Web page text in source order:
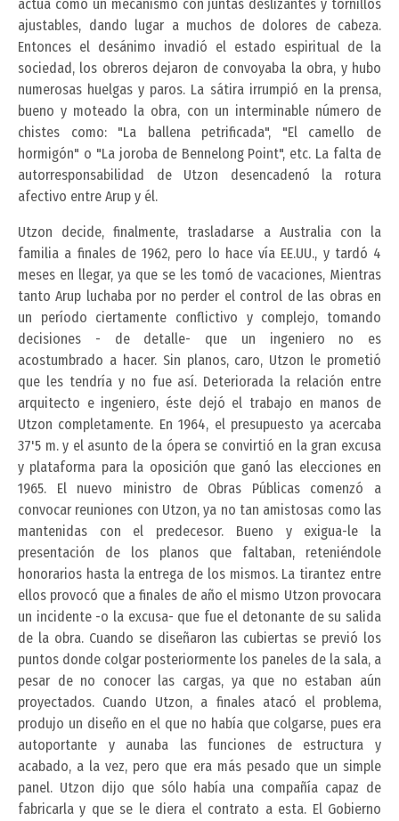
actúa como un mecanismo con juntas deslizantes y tornillos
ajustables, dando lugar a muchos de dolores de cabeza.
Entonces el desánimo invadió el estado espiritual de la
sociedad, los obreros dejaron de convoyaba la obra, y hubo
numerosas huelgas y paros. La sátira irrumpió en la prensa,
bueno y moteado la obra, con un interminable número de
chistes como: "La ballena petrificada", "El camello de
hormigón" o "La joroba de Bennelong Point", etc. La falta de
autorresponsabilidad de Utzon desencadenó la rotura
afectivo entre Arup y él.
Utzon decide, finalmente, trasladarse a Australia con la
familia a finales de 1962, pero lo hace vía EE.UU., y tardó 4
meses en llegar, ya que se les tomó de vacaciones, Mientras
tanto Arup luchaba por no perder el control de las obras en
un período ciertamente conflictivo y complejo, tomando
decisiones - de detalle- que un ingeniero no es
acostumbrado a hacer. Sin planos, caro, Utzon le prometió
que les tendría y no fue así. Deteriorada la relación entre
arquitecto e ingeniero, éste dejó el trabajo en manos de
Utzon completamente. En 1964, el presupuesto ya acercaba
37'5 m. y el asunto de la ópera se convirtió en la gran excusa
y plataforma para la oposición que ganó las elecciones en
1965. El nuevo ministro de Obras Públicas comenzó a
convocar reuniones con Utzon, ya no tan amistosas como las
mantenidas con el predecesor. Bueno y exigua-le la
presentación de los planos que faltaban, reteniéndole
honorarios hasta la entrega de los mismos. La tirantez entre
ellos provocó que a finales de año el mismo Utzon provocara
un incidente -o la excusa- que fue el detonante de su salida
de la obra. Cuando se diseñaron las cubiertas se previó los
puntos donde colgar posteriormente los paneles de la sala, a
pesar de no conocer las cargas, ya que no estaban aún
proyectados. Cuando Utzon, a finales atacó el problema,
produjo un diseño en el que no había que colgarse, pues era
autoportante y aunaba las funciones de estructura y
acabado, a la vez, pero que era más pesado que un simple
panel. Utzon dijo que sólo había una compañía capaz de
fabricarla y que se le diera el contrato a esta. El Gobierno